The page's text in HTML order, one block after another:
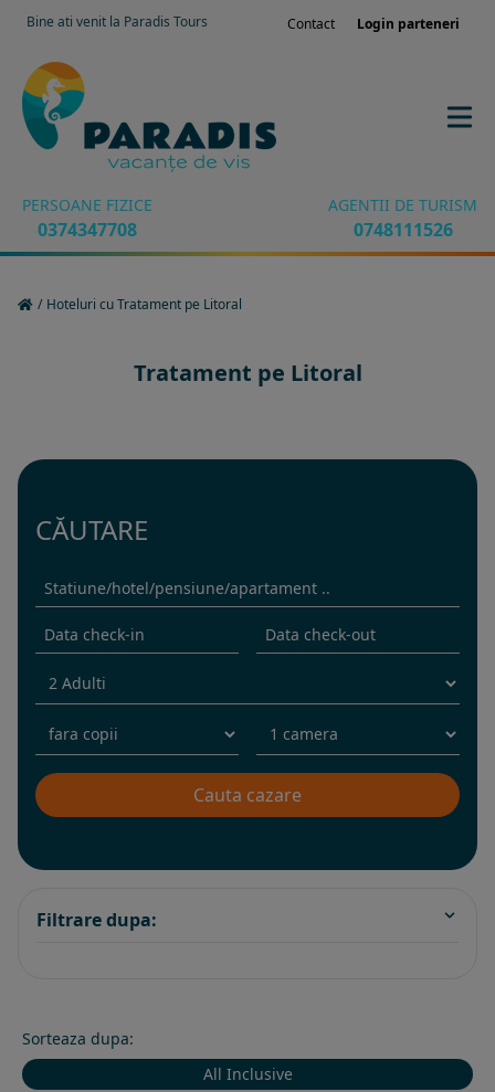
Bine ati venit la Paradis Tours Contact Login parteneri
PERSOANE FIZICE
0374347708
AGENTII DE TURISM
0748111526
/ Hoteluri cu Tratament pe Litoral
Tratament pe Litoral
CĂUTARE
Filtrare dupa:
Sorteaza dupa:
All Inclusive